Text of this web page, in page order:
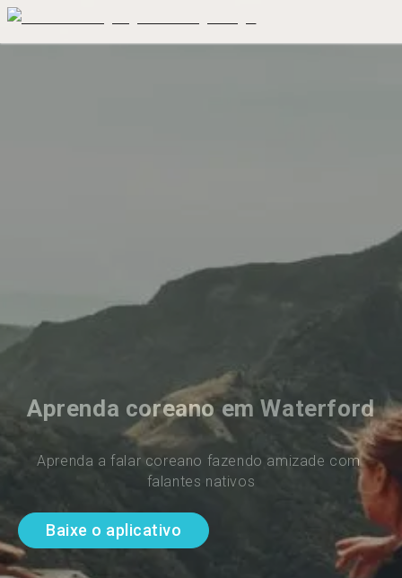
Aprenda coreano em Waterford
Aprenda a falar coreano fazendo amizade com
falantes nativos
Baixe o aplicativo